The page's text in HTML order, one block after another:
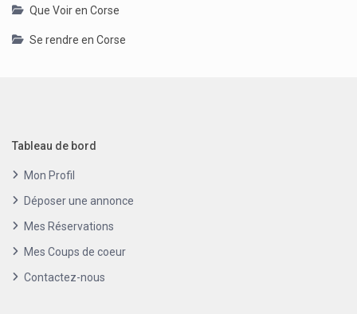
Que Voir en Corse
Se rendre en Corse
Tableau de bord
Mon Profil
Déposer une annonce
Mes Réservations
Mes Coups de coeur
Contactez-nous